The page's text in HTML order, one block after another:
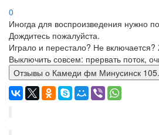
0
Иногда для воспроизведения нужно
Дождитесь пожалуйста.
Играло и перестало? Не
Выключить совсем: прервать поток,
Отзывы о Камеди фм Минусинск